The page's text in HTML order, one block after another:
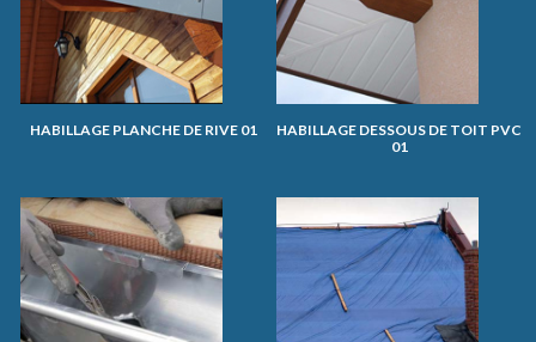
HABILLAGE PLANCHE DE RIVE 01
HABILLAGE DESSOUS DE TOIT PVC
01